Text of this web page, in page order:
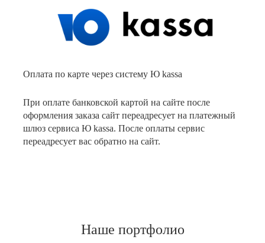
Оплата по карте через систему Ю kassa
При оплате банковской картой на сайте после
оформления заказа сайт переадресует на платежный
шлюз сервиса Ю kassa. После оплаты сервис
переадресует вас обратно на сайт.
Наше портфолио